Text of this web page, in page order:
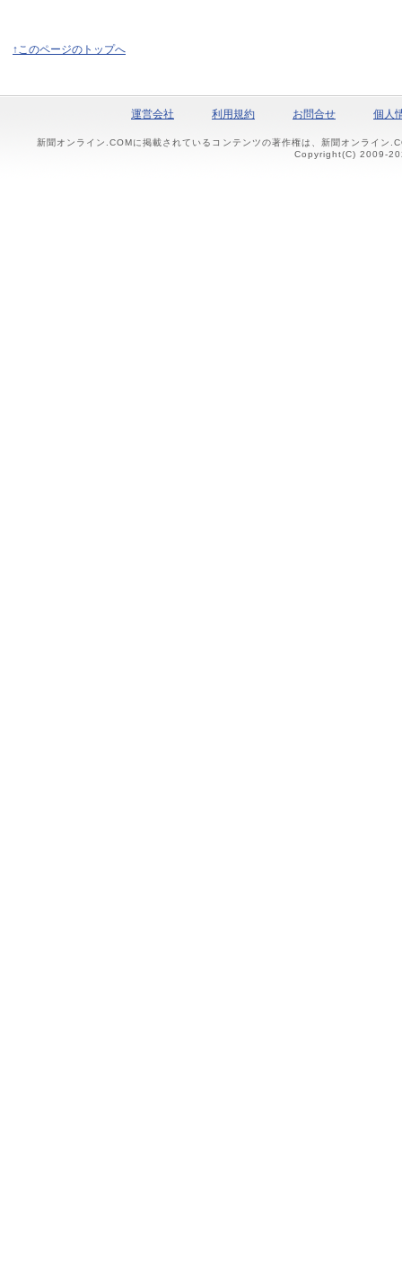
↑このページのトップへ
運営会社 利用規約 お問合せ 個人
新聞オンライン.COMに掲載されているコンテンツの著作権は、新聞オンライン
Copyright(C) 2009-